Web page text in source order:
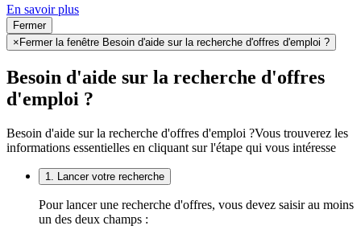
En savoir plus
Fermer
× Fermer la fenêtre Besoin d'aide sur la recherche d'offres d'emploi ?
Besoin d'aide sur la recherche d'offres
d'emploi ?
Besoin d'aide sur la recherche d'offres d'emploi ?Vous trouverez les
informations essentielles en cliquant sur l'étape qui vous intéresse
1. Lancer votre recherche
Pour lancer une recherche d'offres, vous devez saisir au moins
un des deux champs :